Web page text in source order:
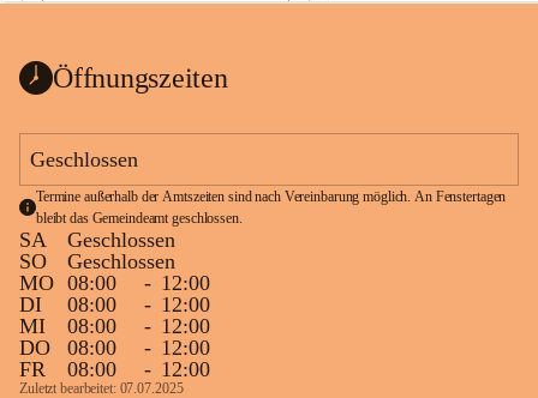
ht
1 Seite•0,1 MB
Öffnungszeiten
Geschlossen
Termine außerhalb der Amtszeiten sind nach Vereinbarung möglich. An Fenstertagen
bleibt das Gemeindeamt geschlossen.
SA
Geschlossen
SO
Geschlossen
MO 08:00 - 12:00
DI
08:00 - 12:00
MI
08:00 - 12:00
DO
08:00 - 12:00
FR
08:00 - 12:00
Zuletzt bearbeitet: 07.07.2025